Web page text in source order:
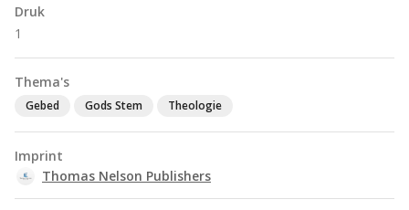
Druk
1
Thema's
Gebed Gods Stem Theologie
Imprint
Thomas Nelson Publishers